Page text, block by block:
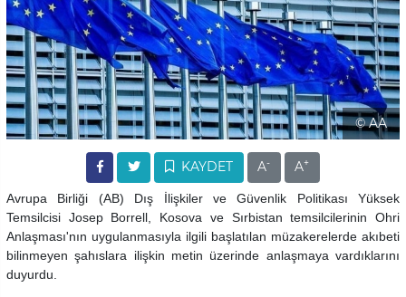
© AA
KAYDET A- A+
Avrupa Birliği (AB) Dış İlişkiler ve Güvenlik Politikası Yüksek
Temsilcisi Josep Borrell, Kosova ve Sırbistan temsilcilerinin Ohri
Anlaşması'nın uygulanmasıyla ilgili başlatılan müzakerelerde akıbeti
bilinmeyen şahıslara ilişkin metin üzerinde anlaşmaya vardıklarını
duyurdu.